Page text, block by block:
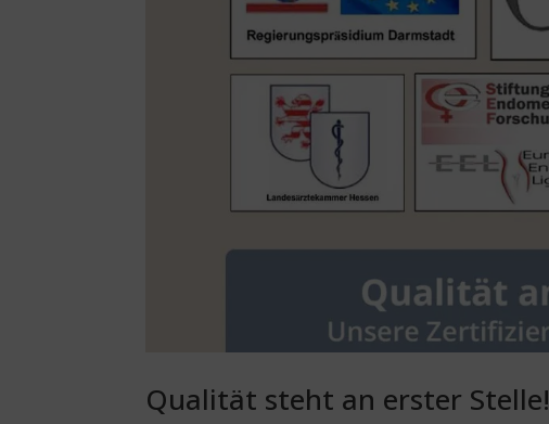
Qualität steht an erster Stelle!